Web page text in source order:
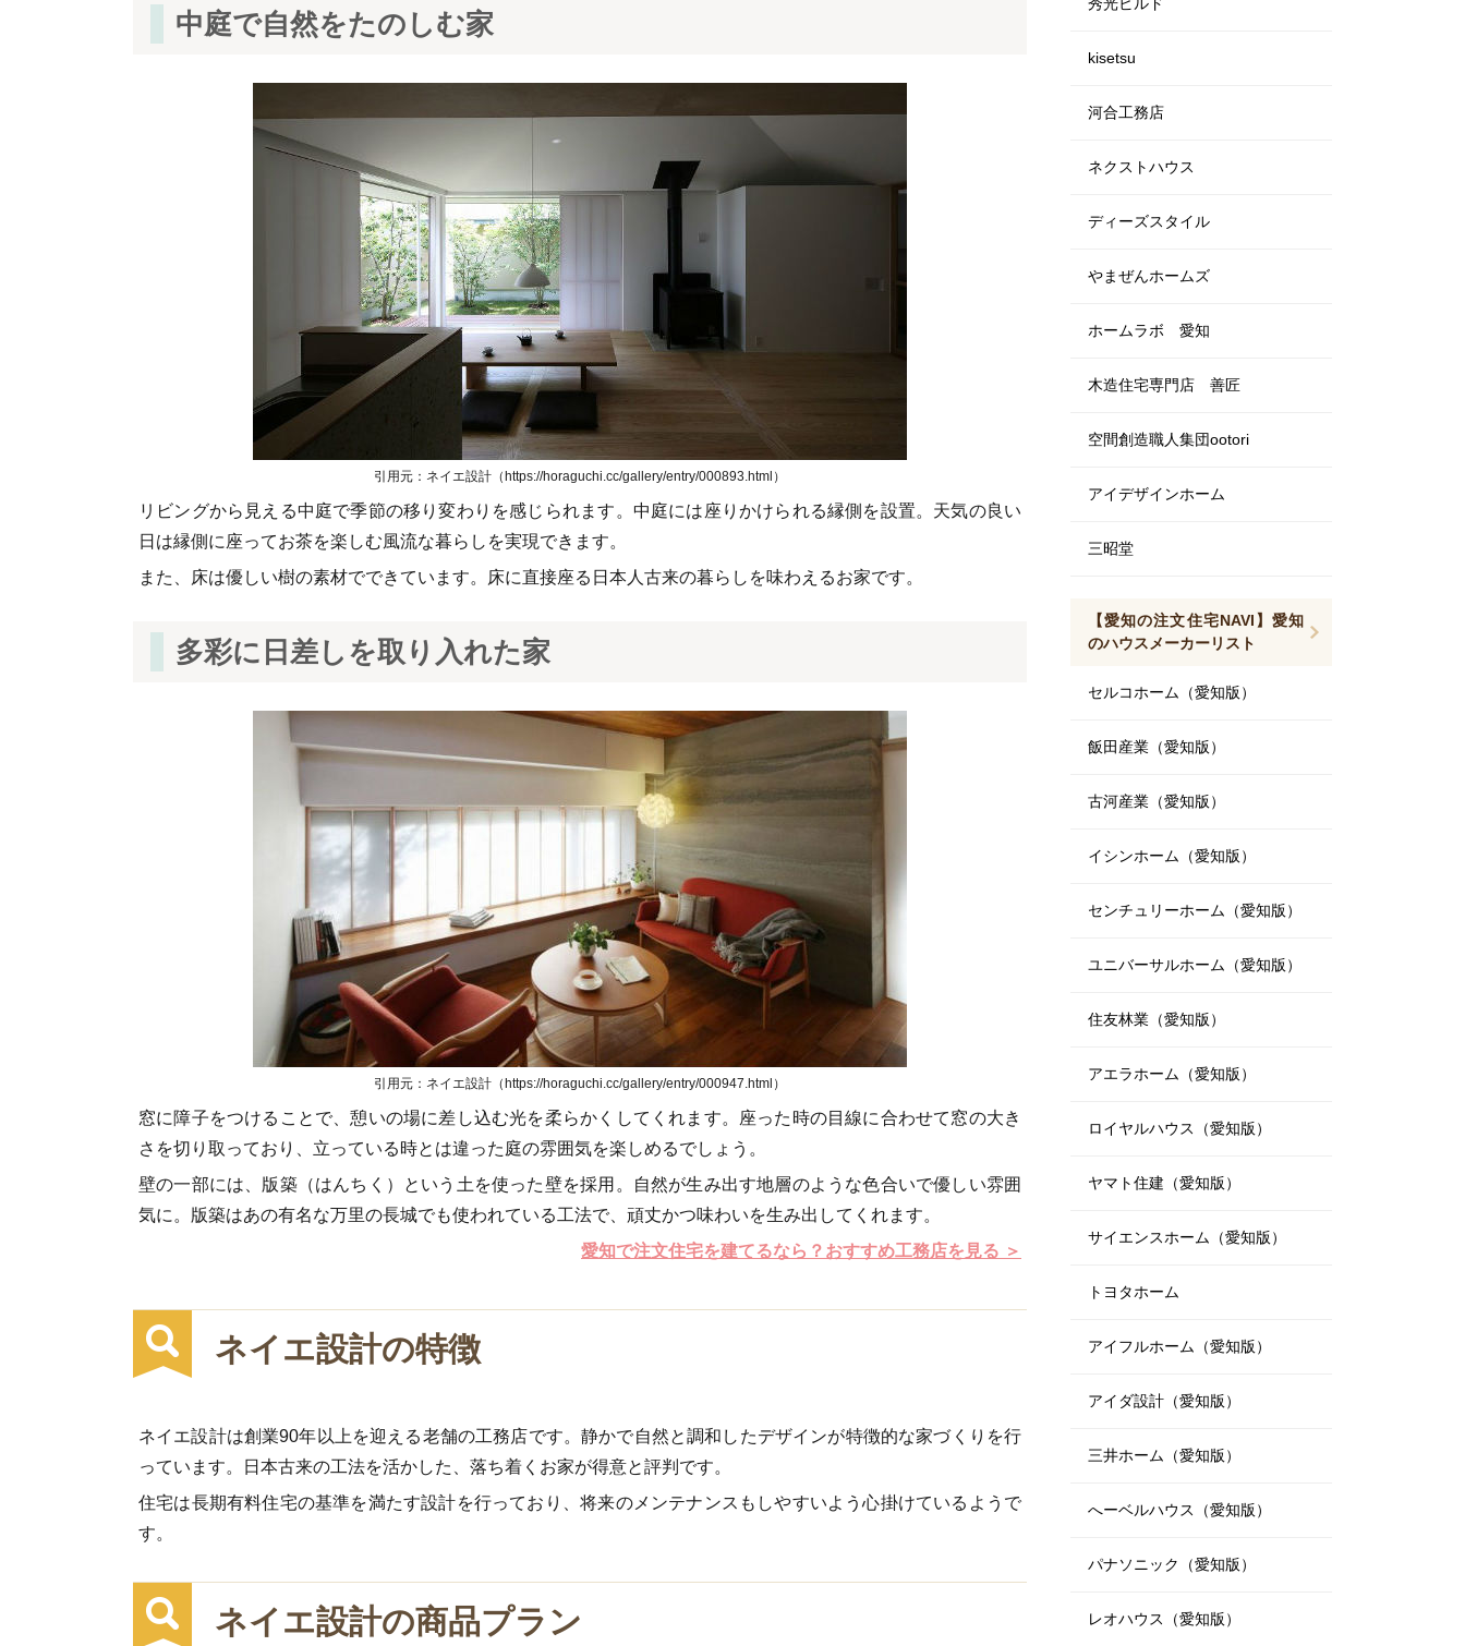
中庭で自然をたのしむ家
引用元：ネイエ設計（https://horaguchi.cc/gallery/entry/000893.html）
リビングから見える中庭で季節の移り変わりを感じられます。中庭には座りかけられる縁側を設置。天気の良い
日は縁側に座ってお茶を楽しむ風流な暮らしを実現できます。
また、床は優しい樹の素材でできています。床に直接座る日本人古来の暮らしを味わえるお家です。
多彩に日差しを取り入れた家
引用元：ネイエ設計（https://horaguchi.cc/gallery/entry/000947.html）
窓に障子をつけることで、憩いの場に差し込む光を柔らかくしてくれます。座った時の目線に合わせて窓の大き
さを切り取っており、立っている時とは違った庭の雰囲気を楽しめるでしょう。
壁の一部には、版築（はんちく）という土を使った壁を採用。自然が生み出す地層のような色合いで優しい雰囲
気に。版築はあの有名な万里の長城でも使われている工法で、頑丈かつ味わいを生み出してくれます。
愛知で注文住宅を建てるなら？おすすめ工務店を見る
ネイエ設計の特徴
ネイエ設計は創業90年以上を迎える老舗の工務店です。静かで自然と調和したデザインが特徴的な家づくりを行
っています。日本古来の工法を活かした、落ち着くお家が得意と評判です。
住宅は長期有料住宅の基準を満たす設計を行っており、将来のメンテナンスもしやすいよう心掛けているようで
す。
ネイエ設計の商品プラン
kisetsu
河合工務店
ネクストハウス
ディーズスタイル
やまぜんホームズ
ホームラボ 愛知
木造住宅専門店 善匠
空間創造職人集団ootori
アイデザインホーム
三昭堂
【愛知の注文住宅NAVI】愛知
のハウスメーカーリスト
セルコホーム（愛知版）
飯田産業（愛知版）
古河産業（愛知版）
イシンホーム（愛知版）
センチュリーホーム（愛知版）
ユニバーサルホーム（愛知版）
住友林業（愛知版）
アエラホーム（愛知版）
ロイヤルハウス（愛知版）
ヤマト住建（愛知版）
サイエンスホーム（愛知版）
トヨタホーム
アイフルホーム（愛知版）
アイダ設計（愛知版）
三井ホーム（愛知版）
へーベルハウス（愛知版）
パナソニック（愛知版）
レオハウス（愛知版）